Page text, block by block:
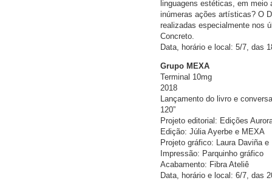
linguagens estéticas, em
inúmeras ações artísticas? O
realizadas especialmente nos
Concreto.
Data, horário e local: 5/7, das
Grupo MEXA
Terminal 10mg
2018
Lançamento do livro e
120”
Projeto editorial: Edições
Edição: Júlia Ayerbe e MEXA
Projeto gráfico: Laura Daviña
Impressão: Parquinho gráfico
Acabamento: Fibra Ateliê
Data, horário e local: 6/7, das